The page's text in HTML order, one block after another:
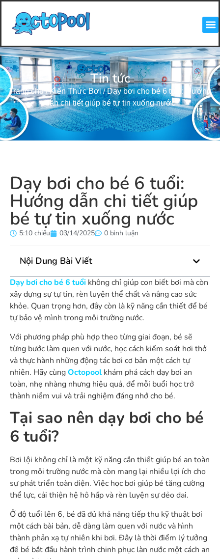
Tin tức
Trang chủ/Kiến Thức Bơi/Dạy bơi cho bé 6 tuổi: Hướng
dẫn chi tiết giúp bé tự tin xuống nước
Dạy bơi cho bé 6 tuổi:
Hướng dẫn chi tiết giúp
bé tự tin xuống nước
5:10 chiều 03/14/2025 0 bình luận
Nội Dung Bài Viết
Dạy bơi cho bé 6 tuổi không chỉ giúp con biết bơi mà còn
xây dựng sự tự tin, rèn luyện thể chất và nâng cao sức
khỏe. Quan trọng hơn, đây còn là kỹ năng cần thiết để bé
tự bảo vệ mình trong môi trường nước.
Với phương pháp phù hợp theo từng giai đoạn, bé sẽ
từng bước làm quen với nước, học cách kiểm soát hơi thở
và thực hành những động tác bơi cơ bản một cách tự
nhiên. Hãy cùngOctopool khám phá cách dạy bơi an
toàn, nhẹ nhàng nhưng hiệu quả, để mỗi buổi học trở
thành niềm vui và trải nghiệm đáng nhớ cho bé.
Tại sao nên dạy bơi cho bé
6 tuổi?
Bơi lội không chỉ là một kỹ năng cần thiết giúp bé an toàn
trong môi trường nước mà còn mang lại nhiều lợi ích cho
sự phát triển toàn diện. Việc học bơi giúp bé tăng cường
thể lực, cải thiện hệ hô hấp và rèn luyện sự dẻo dai.
Ở độ tuổi lên 6, bé đã đủ khả năng tiếp thu kỹ thuật bơi
một cách bài bản, dễ dàng làm quen với nước và hình
thành phản xạ tự nhiên khi bơi. Đây là thời điểm lý tưởng
để bé bắt đầu hành trình chinh phục làn nước một cách an